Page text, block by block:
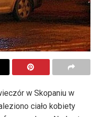
w Skopaniu w
ciało kobiety